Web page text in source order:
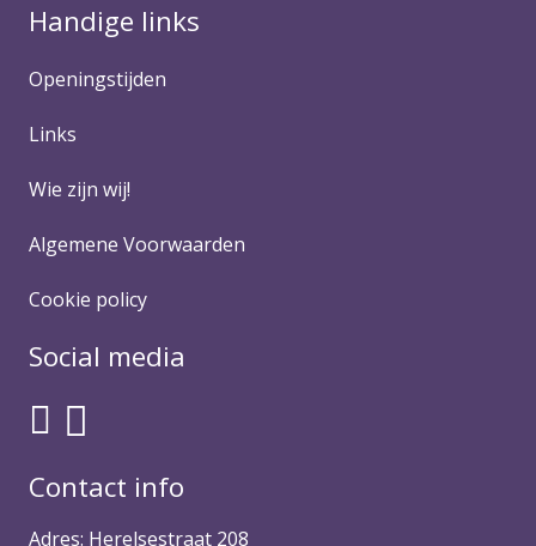
Handige links
Openingstijden
Links
Wie zijn wij!
Algemene Voorwaarden
Cookie policy
Social media
Contact info
Adres: Herelsestraat 208